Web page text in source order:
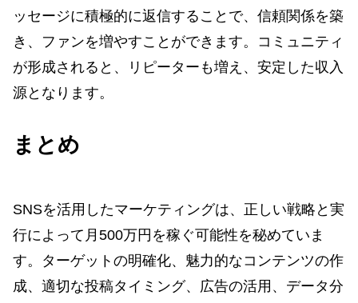
ッセージに積極的に返信することで、信頼関係を築
き、ファンを増やすことができます。コミュニティ
が形成されると、リピーターも増え、安定した収入
源となります。
まとめ
SNSを活用したマーケティングは、正しい戦略と実
行によって月500万円を稼ぐ可能性を秘めていま
す。ターゲットの明確化、魅力的なコンテンツの作
成、適切な投稿タイミング、広告の活用、データ分